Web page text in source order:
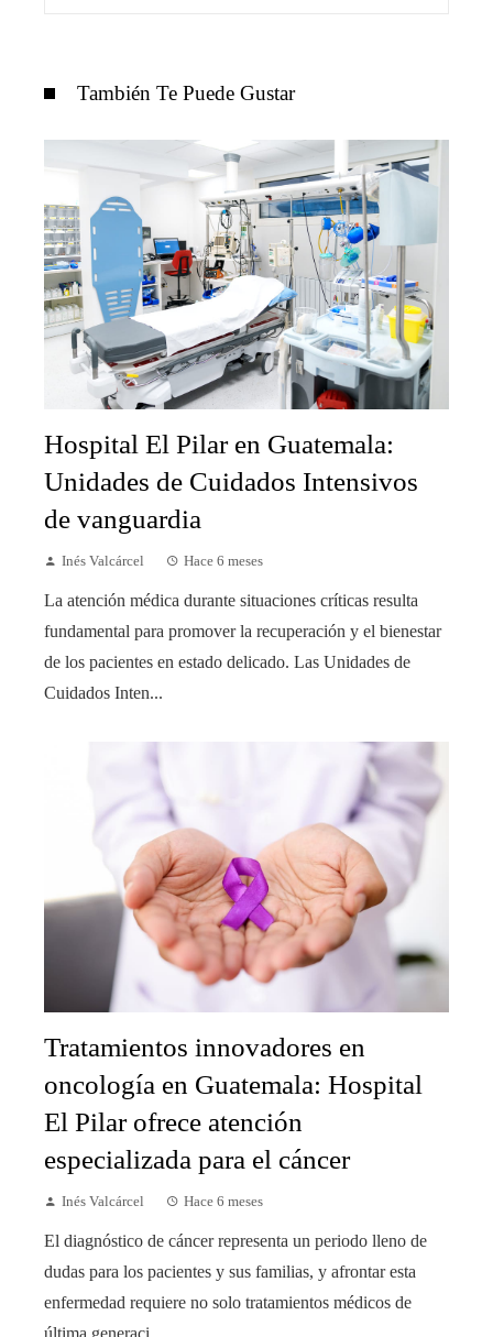
También Te Puede Gustar
Hospital El Pilar en Guatemala:
Unidades de Cuidados Intensivos
de vanguardia
Inés Valcárcel Hace 6 meses
La atención médica durante situaciones críticas resulta
fundamental para promover la recuperación y el bienestar
de los pacientes en estado delicado. Las Unidades de
Cuidados Inten...
Tratamientos innovadores en
oncología en Guatemala: Hospital
El Pilar ofrece atención
especializada para el cáncer
Inés Valcárcel Hace 6 meses
El diagnóstico de cáncer representa un periodo lleno de
dudas para los pacientes y sus familias, y afrontar esta
enfermedad requiere no solo tratamientos médicos de
última generaci...